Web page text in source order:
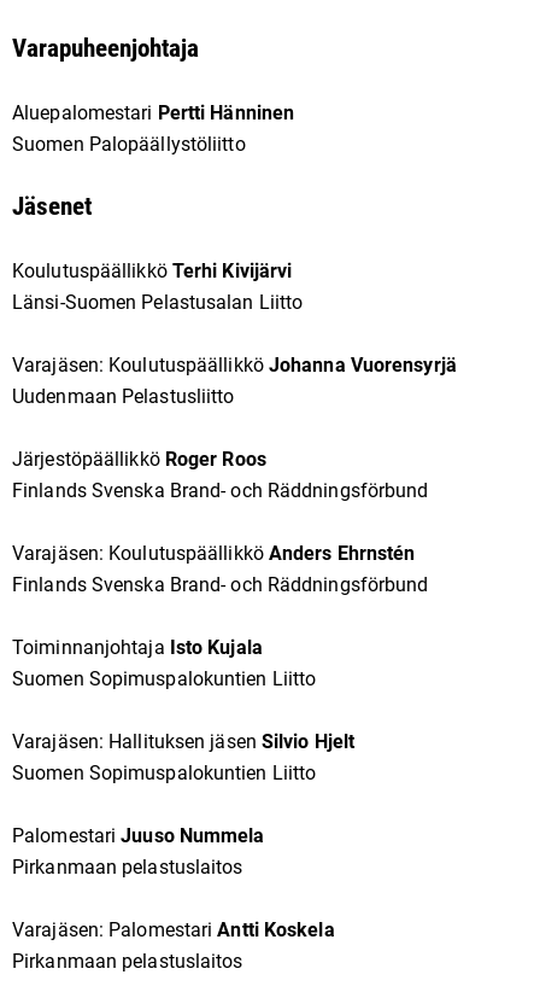
Varapuheenjohtaja
Aluepalomestari Pertti Hänninen
Suomen Palopäällystöliitto
Jäsenet
Koulutuspäällikkö Terhi Kivijärvi
Länsi-Suomen Pelastusalan Liitto
Varajäsen: Koulutuspäällikkö Johanna Vuorensyrjä
Uudenmaan Pelastusliitto
Järjestöpäällikkö Roger Roos
Finlands Svenska Brand- och Räddningsförbund
Varajäsen: Koulutuspäällikkö Anders Ehrnstén
Finlands Svenska Brand- och Räddningsförbund
Toiminnanjohtaja Isto Kujala
Suomen Sopimuspalokuntien Liitto
Varajäsen: Hallituksen jäsen Silvio Hjelt
Suomen Sopimuspalokuntien Liitto
PalomestariJuuso Nummela
Pirkanmaan pelastuslaitos
Varajäsen: PalomestariAntti Koskela
Pirkanmaan pelastuslaitos